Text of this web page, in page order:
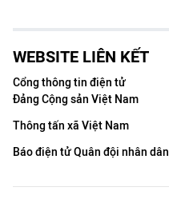
WEBSITE LIÊN KẾT
Cổng thông tin điện tử
Đảng Cộng sản Việt Nam
Thông tấn xã Việt Nam
Báo điện tử Quân đội nhân dân